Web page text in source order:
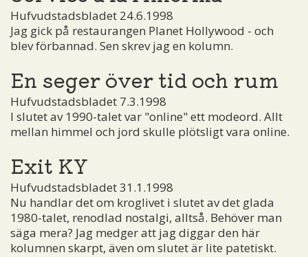
Hufvudstadsbladet 24.6.1998
Jag gick på restaurangen Planet Hollywood - och
blev förbannad. Sen skrev jag en kolumn.
En seger över tid och rum
Hufvudstadsbladet 7.3.1998
I slutet av 1990-talet var "online" ett modeord. Allt
mellan himmel och jord skulle plötsligt vara online.
Exit KY
Hufvudstadsbladet 31.1.1998
Nu handlar det om kroglivet i slutet av det glada
1980-talet, renodlad nostalgi, alltså. Behöver man
säga mera? Jag medger att jag diggar den här
kolumnen skarpt, även om slutet är lite patetiskt.